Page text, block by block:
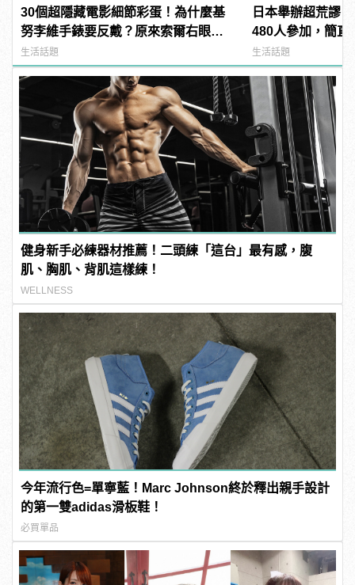
30個超隱藏電影細節彩蛋！為什麼基
努李維手錶要反戴？原來索爾右眼受
傷早就有暗示了！（下） |
manfashion這樣變型男
生活話題
日本舉辦超荒謬
480人參加，簡直
manfashion這樣
生活話題
健身新手必練器材推薦！二頭練「這台」最有感，腹
肌、胸肌、背肌這樣練！
WELLNESS
今年流行色=單寧藍！Marc Johnson終於釋出親手設計
的第一雙adidas滑板鞋！
必買單品